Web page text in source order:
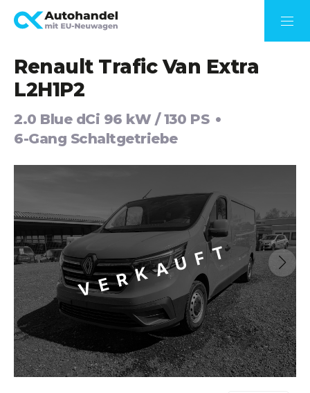
Renault Trafic Van Extra
L2H1P2
2.0 Blue dCi 96 kW / 130 PS
6-Gang Schaltgetriebe
VERKAUFT